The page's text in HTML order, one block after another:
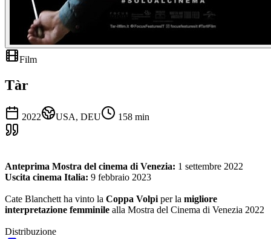
Film
Tàr
2022 USA, DEU 158 min
Anteprima Mostra del cinema di Venezia: 1 settembre 2022
Uscita cinema Italia: 9 febbraio 2023
Cate Blanchett ha vinto la Coppa Volpi per la migliore
interpretazione femminile alla Mostra del Cinema di Venezia 2022
Distribuzione